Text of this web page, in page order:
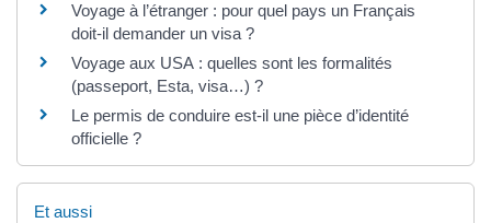
Voyage à l’étranger : pour quel pays un Français
doit-il demander un visa ?
Voyage aux USA : quelles sont les formalités
(passeport, Esta, visa…) ?
Le permis de conduire est-il une pièce d’identité
officielle ?
Et aussi